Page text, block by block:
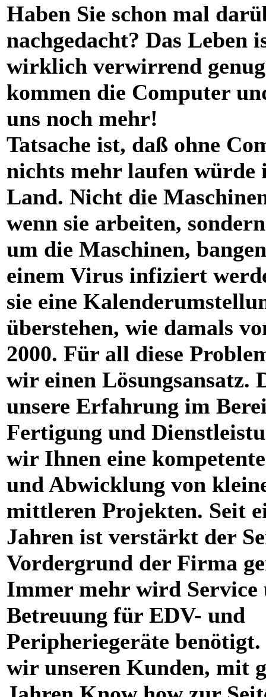
Haben Sie schon mal
nachgedacht? Das Leben
wirklich verwirrend
kommen die Computer
uns noch mehr!
Tatsache ist, daß ohne
nichts mehr laufen würde
Land. Nicht die
wenn sie arbeiten,
um die Maschinen,
einem Virus infiziert
sie eine
überstehen, wie damals
2000. Für all diese
wir einen Lösungsansatz.
unsere Erfahrung im
Fertigung und
wir Ihnen eine
und Abwicklung von
mittleren Projekten. Seit
Jahren ist verstärkt der
Vordergrund der Firma
Immer mehr wird Service
Betreuung für EDV- und
Peripheriegeräte
wir unseren Kunden, mit